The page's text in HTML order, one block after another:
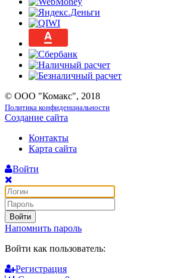
© ООО "Комакс", 2018
Политика конфиденциальности
Создание сайта
Контакты
Карта сайта
Войти
Войти
Напомнить пароль
Войти как пользователь:
Регистрация